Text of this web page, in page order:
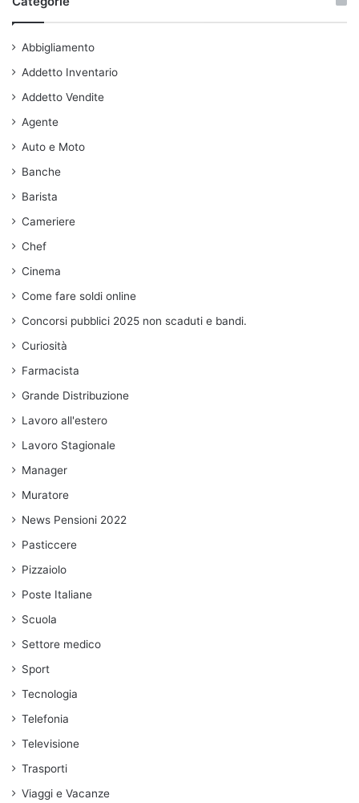
Abbigliamento
Addetto Inventario
Addetto Vendite
Agente
Auto e Moto
Banche
Barista
Cameriere
Chef
Cinema
Come fare soldi online
Concorsi pubblici 2025 non scaduti e bandi.
Curiosità
Farmacista
Grande Distribuzione
Lavoro all'estero
Lavoro Stagionale
Manager
Muratore
News Pensioni 2022
Pasticcere
Pizzaiolo
Poste Italiane
Scuola
Settore medico
Sport
Tecnologia
Telefonia
Televisione
Trasporti
Viaggi e Vacanze